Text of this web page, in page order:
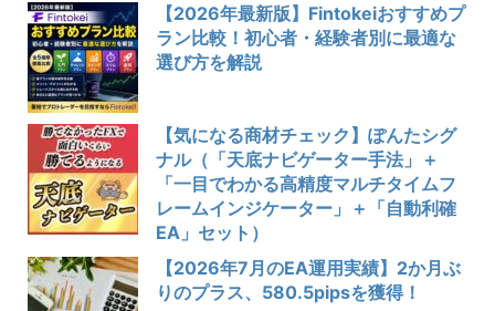
【2026年最新版】Fintokeiおすすめプ
ラン比較！初心者・経験者別に最適な
選び方を解説
【気になる商材チェック】ぽんたシグ
ナル（「天底ナビゲーター手法」＋
「一目でわかる高精度マルチタイムフ
レームインジケーター」＋「自動利確
EA」セット）
【2026年7月のEA運用実績】2か月ぶ
りのプラス、580.5pipsを獲得！